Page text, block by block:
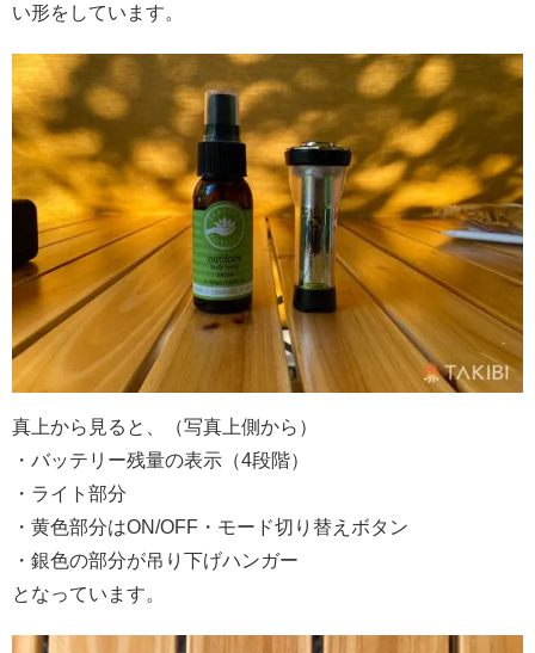
い形をしています。
真上から見ると、（写真上側から）
・バッテリー残量の表示（4段階）
・ライト部分
・黄色部分はON/OFF・モード切り替えボタン
・銀色の部分が吊り下げハンガー
となっています。